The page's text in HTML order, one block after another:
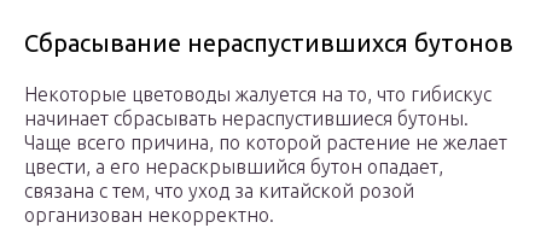
Сбрасывание нераспустившихся бутонов
Некоторые цветоводы жалуется на то, что гибискус
начинает сбрасывать нераспустившиеся бутоны.
Чаще всего причина, по которой растение не желает
цвести, а его нераскрывшийся бутон опадает,
связана с тем, что уход за китайской розой
организован некорректно.